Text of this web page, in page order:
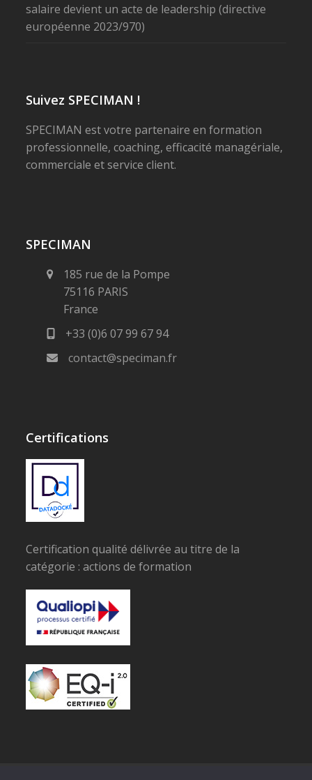
salaire devient un acte de leadership (directive
européenne 2023/970)
Suivez SPECIMAN !
SPECIMAN est votre partenaire en formation
professionnelle, coaching, efficacité managériale,
commerciale et service client.
SPECIMAN
185 rue de la Pompe
75116 PARIS
France
+33 (0)6 07 99 67 94
contact@speciman.fr
Certifications
Certification qualité délivrée au titre de la
catégorie : actions de formation